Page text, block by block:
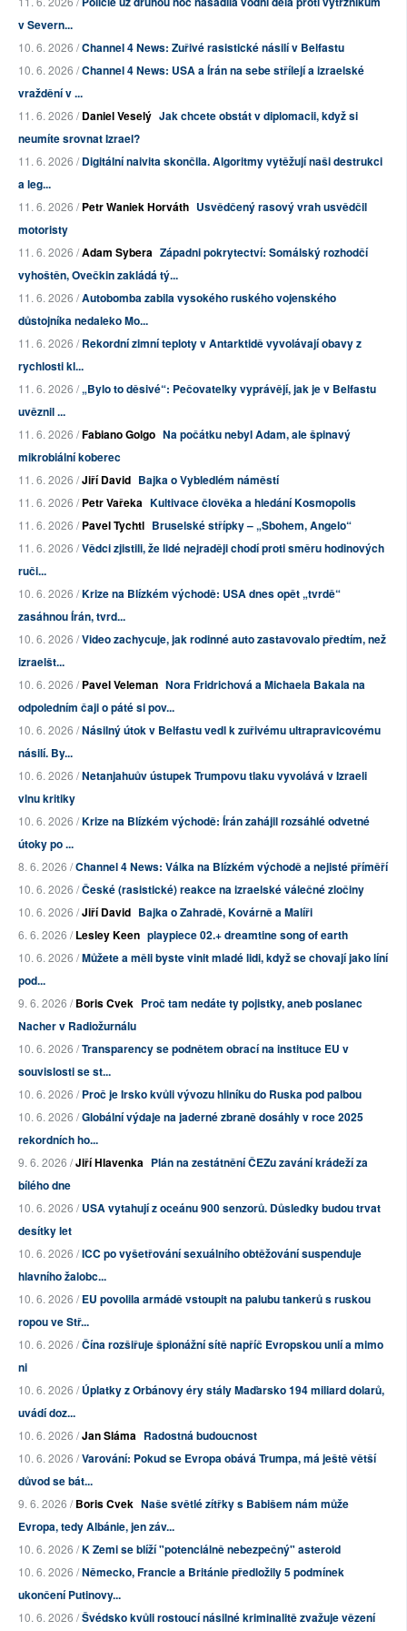
v Severn...
10. 6. 2026 /Channel 4 News: Zuřivé rasistické násilí v Belfastu
10. 6. 2026 /Channel 4 News: USA a Írán na sebe střílejí a izraelské
vraždění v ...
11. 6. 2026 /Daniel Veselý Jak chcete obstát v diplomacii, když si
neumíte srovnat Izrael?
11. 6. 2026 /Digitální naivita skončila. Algoritmy vytěžují naši destrukci
a leg...
11. 6. 2026 /Petr Waniek Horváth Usvědčený rasový vrah usvědčil
motoristy
11. 6. 2026 /Adam Sybera Západni pokrytectví: Somálský rozhodčí
vyhoštěn, Ovečkin zakládá tý...
11. 6. 2026 /Autobomba zabila vysokého ruského vojenského
důstojníka nedaleko Mo...
11. 6. 2026 /Rekordní zimní teploty v Antarktidě vyvolávají obavy z
rychlosti kl...
11. 6. 2026 /„Bylo to děsivé“: Pečovatelky vyprávějí, jak je v Belfastu
uvěznil ...
11. 6. 2026 /Fabiano Golgo Na počátku nebyl Adam, ale špinavý
mikrobiální koberec
11. 6. 2026 /Jiří David Bajka o Vybledlém náměstí
11. 6. 2026 /Petr Vařeka Kultivace člověka a hledání Kosmopolis
11. 6. 2026 /Pavel Tychtl Bruselské střípky – „Sbohem, Angelo“
11. 6. 2026 /Vědci zjistili, že lidé nejraději chodí proti směru hodinových
ruči...
10. 6. 2026 /Krize na Blízkém východě: USA dnes opět „tvrdě“
zasáhnou Írán, tvrd...
10. 6. 2026 /Video zachycuje, jak rodinné auto zastavovalo předtím, než
izraelšt...
10. 6. 2026 /Pavel Veleman Nora Fridrichová a Michaela Bakala na
odpoledním čaji o páté si pov...
10. 6. 2026 /Násilný útok v Belfastu vedl k zuřivému ultrapravicovému
násilí. By...
10. 6. 2026 /Netanjahuův ústupek Trumpovu tlaku vyvolává v Izraeli
vlnu kritiky
10. 6. 2026 /Krize na Blízkém východě: Írán zahájil rozsáhlé odvetné
útoky po ...
8. 6. 2026 /Channel 4 News: Válka na Blízkém východě a nejisté příměří
10. 6. 2026 /České (rasistické) reakce na izraelské válečné zločiny
10. 6. 2026 /Jiří David Bajka o Zahradě, Kovárně a Malíři
6. 6. 2026 /Lesley Keen playpiece 02.+ dreamtine song of earth
10. 6. 2026 /Můžete a měli byste vinit mladé lidi, když se chovají jako líní
pod...
9. 6. 2026 /Boris Cvek Proč tam nedáte ty pojistky, aneb poslanec
Nacher v Radiožurnálu
10. 6. 2026 /Transparency se podnětem obrací na instituce EU v
souvislosti se st...
10. 6. 2026 /Proč je Irsko kvůli vývozu hliníku do Ruska pod palbou
10. 6. 2026 /Globální výdaje na jaderné zbraně dosáhly v roce 2025
rekordních ho...
9. 6. 2026 /Jiří Hlavenka Plán na zestátnění ČEZu zavání krádeží za
bílého dne
10. 6. 2026 /USA vytahují z oceánu 900 senzorů. Důsledky budou trvat
desítky let
10. 6. 2026 /ICC po vyšetřování sexuálního obtěžování suspenduje
hlavního žalobc...
10. 6. 2026 /EU povolila armádě vstoupit na palubu tankerů s ruskou
ropou ve Stř...
10. 6. 2026 /Čína rozšiřuje špionážní sítě napříč Evropskou unií a mimo
ni
10. 6. 2026 /Úplatky z Orbánovy éry stály Maďarsko 194 miliard dolarů,
uvádí doz...
10. 6. 2026 /Jan Sláma Radostná budoucnost
10. 6. 2026 /Varování: Pokud se Evropa obává Trumpa, má ještě větší
důvod se bát...
9. 6. 2026 /Boris Cvek Naše světlé zítřky s Babišem nám může
Evropa, tedy Albánie, jen záv...
10. 6. 2026 /K Zemi se blíží "potenciálně nebezpečný" asteroid
10. 6. 2026 /Německo, Francie a Británie předložily 5 podmínek
ukončení Putinovy...
10. 6. 2026 /Švédsko kvůli rostoucí násilné kriminalitě zvažuje vězení